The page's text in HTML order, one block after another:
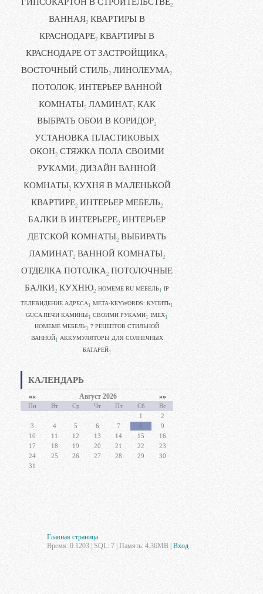
2
ВАННАЯ2 КВАРТИРЫ В
КРАСНОДАРЕ2 КВАРТИРЫ В
КРАСНОДАРЕ ОТ ЗАСТРОЙЩИКА2
ВОСТОЧНЫЙ СТИЛЬ2 ЛИНОЛЕУМА2
ПОТОЛОК2 ИНТЕРЬЕР ВАННОЙ
КОМНАТЫ2 ЛАМИНАТ2 КАК
ВЫБРАТЬ ОБОИ В КОРИДОР2
УСТАНОВКА ПЛАСТИКОВЫХ
ОКОН2 СТЯЖКА ПОЛА СВОИМИ
РУКАМИ2 ДИЗАЙН ВАННОЙ
КОМНАТЫ2 КУХНЯ В МАЛЕНЬКОЙ
КВАРТИРЕ2 ИНТЕРЬЕР МЕБЕЛЬ2
БАЛКИ В ИНТЕРЬЕРЕ2 ИНТЕРЬЕР
ДЕТСКОЙ КОМНАТЫ2 ВЫБИРАТЬ
ЛАМИНАТ2 ВАННОЙ КОМНАТЫ2
ОТДЕЛКА ПОТОЛКА2 ПОТОЛОЧНЫЕ
БАЛКИ2 КУХНЮ2 HOMEME RU МЕБЕЛЬ1 IP
ТЕЛЕВИДЕНИЕ АДРЕСА 1 META-KEYWORDS: КУПИТЬ1
GUCA ПЕЧИ КАМИНЫ1 CВОИМИ РУКАМИ1 IMEX1
HOMEME МЕБЕЛЬ1 7 РЕЦЕПТОВ СТИЛЬНОЙ
ВАННОЙ1 АККУМУЛЯТОРЫ ДЛЯ СОЛНЕЧНЫХ
БАТАРЕЙ1
КАЛЕНДАРЬ
«« Август 2026 »»
Пн Вт Ср Чт Пт Сб
Вс
1
2
3
4 5 6 7 8
9
10
11 12 13 14 15
16
17
18 19 20 21 22
23
24
25 26 27 28 29
30
31
Главная страница
Время: 0.1203 | SQL: 7 | Память: 4.36MB Вход